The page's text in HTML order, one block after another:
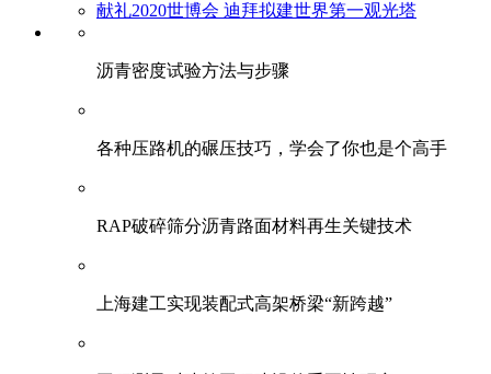
献礼2020世博会 迪拜拟建世界第一观光塔
​沥青密度试验方法与步骤
各种压路机的碾压技巧，学会了你也是个高手
RAP破碎筛分沥青路面材料再生关键技术
上海建工实现装配式高架桥梁“新跨越”